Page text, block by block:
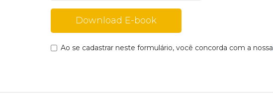
Ao se cadastrar neste formulário, você concorda com a nossa